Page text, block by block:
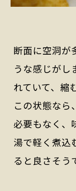
断面に空洞が
うな感じがし
れていて、縮
この状態なら
必要もなく、
湯で軽く煮込
ると良さそう